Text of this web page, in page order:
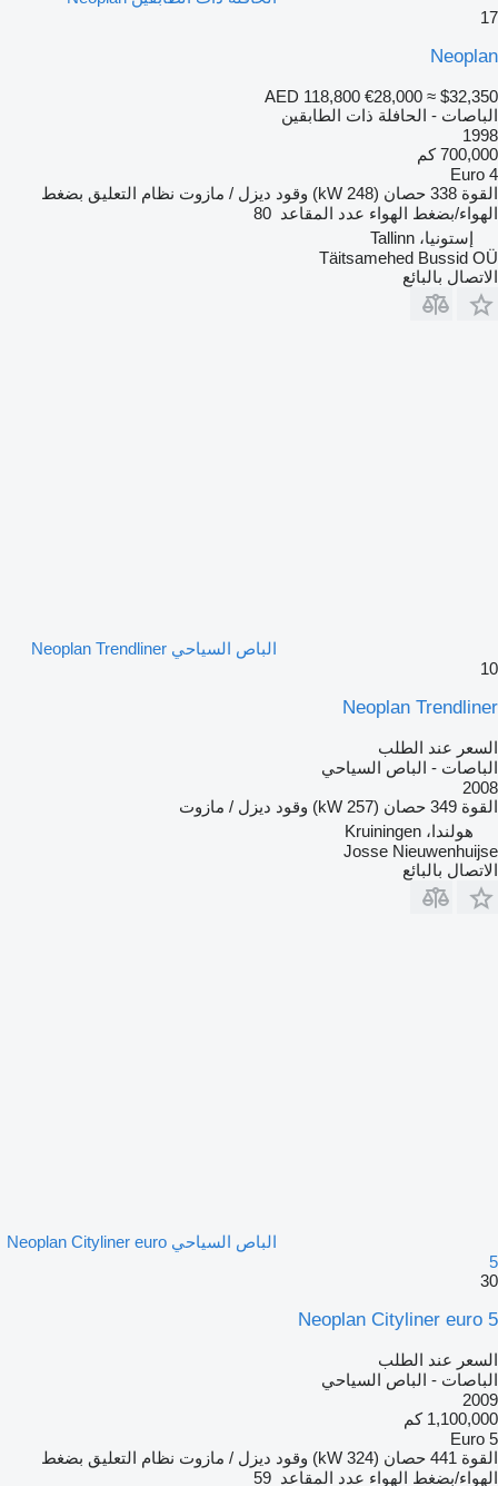
17
Neoplan
AED 118,800 €28,000 ≈ $32,350
الباصات - الحافلة ذات الطابقين
1998
700,000 كم
Euro 4
القوة 338 حصان (248 kW) وقود ديزل / مازوت نظام التعليق بضغط
الهواء/بضغط الهواء عدد المقاعد 80
إستونيا، Tallinn
Täitsamehed Bussid OÜ
الاتصال بالبائع
الباص السياحي Neoplan Trendliner
10
Neoplan Trendliner
السعر عند الطلب
الباصات - الباص السياحي
2008
القوة 349 حصان (257 kW) وقود ديزل / مازوت
هولندا، Kruiningen
Josse Nieuwenhuijse
الاتصال بالبائع
الباص السياحي Neoplan Cityliner euro
5
30
Neoplan Cityliner euro 5
السعر عند الطلب
الباصات - الباص السياحي
2009
1,100,000 كم
Euro 5
القوة 441 حصان (324 kW) وقود ديزل / مازوت نظام التعليق بضغط
الهواء/بضغط الهواء عدد المقاعد 59